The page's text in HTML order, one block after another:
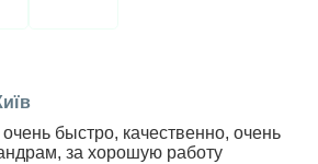
быстро, качественно, очень
за хорошую работу